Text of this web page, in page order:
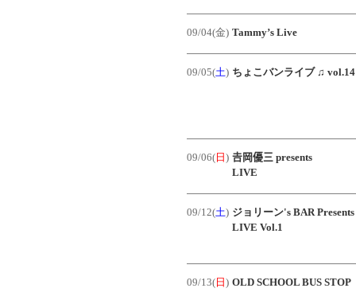
09/04(金) Tammy’s Live
09/05(土) ちょこバンライブ ♫ vol.14
09/06( 日 ) 𠮷岡優三 presents
LIVE
09/12(土) ジョリーン's BAR Presents
LIVE Vol.1
09/13( 日 ) OLD SCHOOL BUS STOP